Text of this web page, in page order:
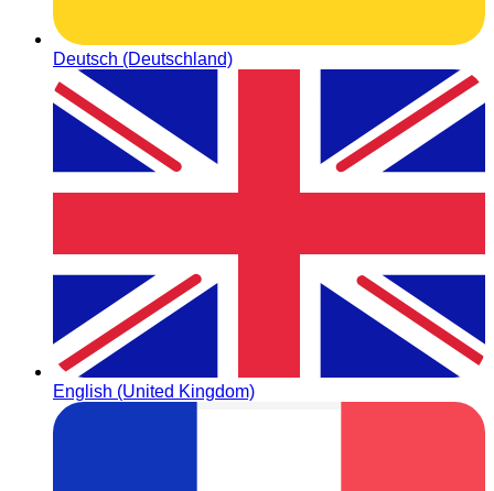
Deutsch (Deutschland)
English (United Kingdom)